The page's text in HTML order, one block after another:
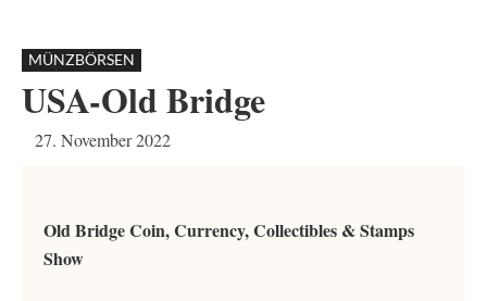
MÜNZBÖRSEN
USA-Old Bridge
27. November 2022
Old Bridge Coin, Currency, Collectibles & Stamps
Show